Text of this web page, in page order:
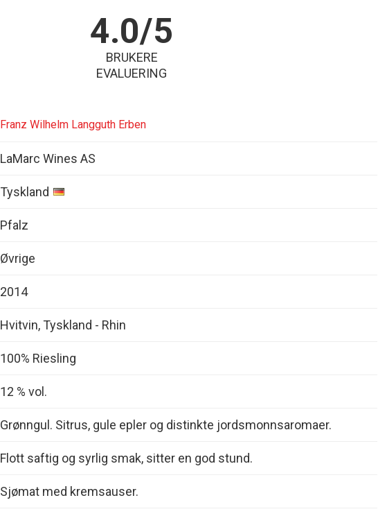
4.0/5
BRUKERE
EVALUERING
Franz Wilhelm Langguth Erben
LaMarc Wines AS
Tyskland
Pfalz
Øvrige
2014
Hvitvin, Tyskland - Rhin
100% Riesling
12 % vol.
Grønngul. Sitrus, gule epler og distinkte jordsmonnsaromaer.
Flott saftig og syrlig smak, sitter en god stund.
Sjømat med kremsauser.